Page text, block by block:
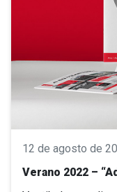
12 de agosto de
Verano 2022 –